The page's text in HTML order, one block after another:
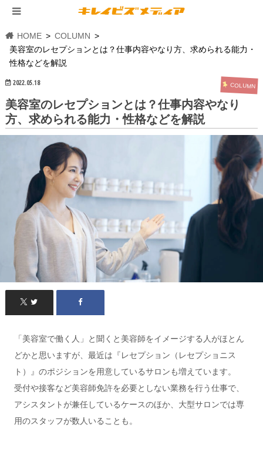
HOME
COLUMN
美容室のレセプションとは？仕事内容やなり方、求められる能力・
性格などを解説
2022.05.18 COLUMN
美容室のレセプションとは？仕事内容やなり
方、求められる能力・性格などを解説
「美容室で働く人」と聞くと美容師をイメージする人がほとん
どかと思いますが、最近は『レセプション（レセプショニス
ト）』のポジションを用意しているサロンも増えています。
受付や接客など美容師免許を必要としない業務を行う仕事で、
アシスタントが兼任しているケースのほか、大型サロンでは専
用のスタッフが数人いることも。